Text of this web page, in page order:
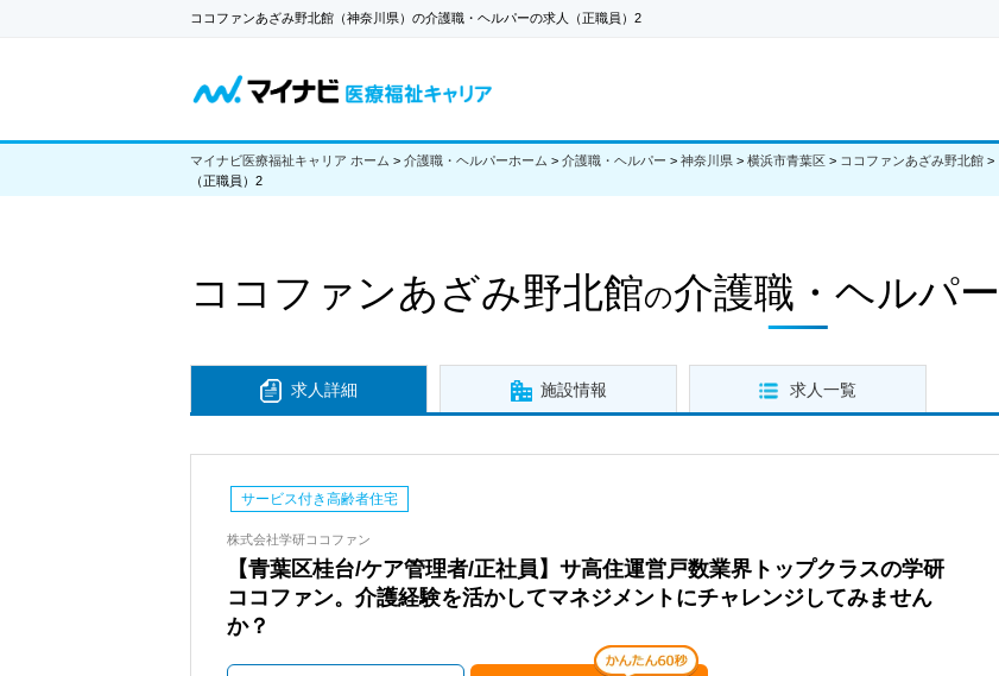
ココファンあざみ野北館（神奈川県）の介護職・ヘルパーの求人（正職員）2
マイナビ医療福祉キャリア ホーム > 介護職・ヘルパーホーム > 介護職・ヘルパー > 神奈川県 > 横浜市青葉区 > ココファンあざみ野北館 >
（正職員）2
ココファンあざみ野北館の介護職・ヘルパー
求人詳細 施設情報 求人一覧
サービス付き高齢者住宅
株式会社学研ココファン
【青葉区桂台/ケア管理者/正社員】サ高住運営戸数業界トップクラスの学研
ココファン。介護経験を活かしてマネジメントにチャレンジしてみません
か？